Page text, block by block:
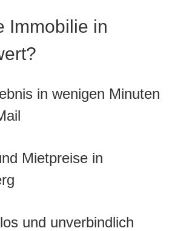
Immobilie in
in wenigen Minuten
Mietpreise in
und unverbindlich